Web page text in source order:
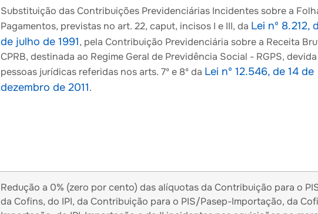
Substituição das Contribuições Previdenciárias Incidentes sobre a
Pagamentos, previstas no art. 22, caput, incisos I e III, da Lei nº 8.212,
de julho de 1991, pela Contribuição Previdenciária sobre a Receita
CPRB, destinada ao Regime Geral de Previdência Social - RGPS,
pessoas jurídicas referidas nos arts. 7º e 8º da Lei nº 12.546, de 14 de
dezembro de 2011.
Redução a 0% (zero por cento) das alíquotas da Contribuição para o
da Cofins, do IPI, da Contribuição para o PIS/Pasep-Importação, da